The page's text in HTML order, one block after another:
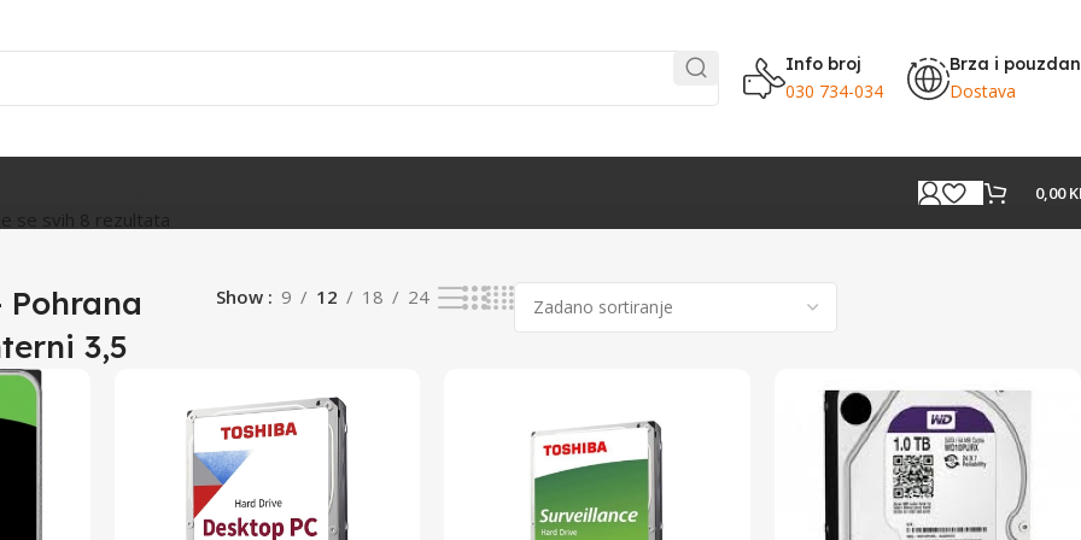
Info broj
030 734-034
Brza i
Dostava
0,00
se svih 8 rezultata
Pohrana
3,5
Show 9 12 18 24